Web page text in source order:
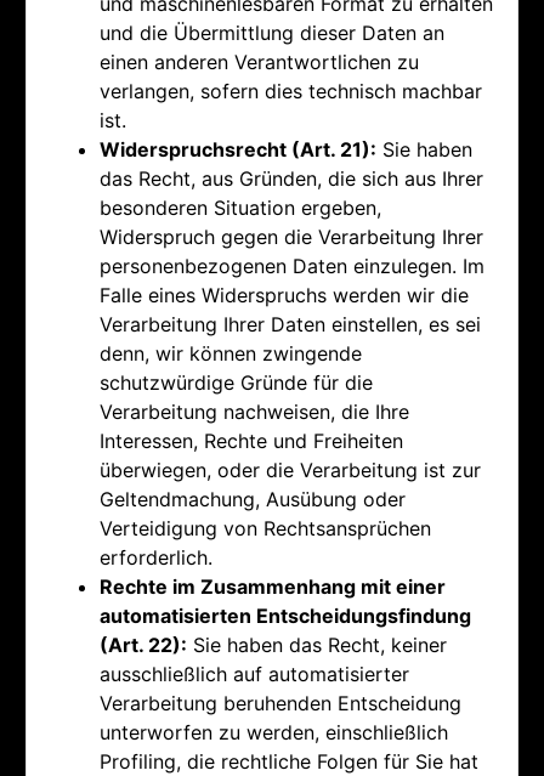
und die Übermittlung dieser Daten an
einen anderen Verantwortlichen zu
verlangen, sofern dies technisch machbar
ist.
Widerspruchsrecht (Art. 21): Sie haben
das Recht, aus Gründen, die sich aus Ihrer
besonderen Situation ergeben,
Widerspruch gegen die Verarbeitung Ihrer
personenbezogenen Daten einzulegen. Im
Falle eines Widerspruchs werden wir die
Verarbeitung Ihrer Daten einstellen, es sei
denn, wir können zwingende
schutzwürdige Gründe für die
Verarbeitung nachweisen, die Ihre
Interessen, Rechte und Freiheiten
überwiegen, oder die Verarbeitung ist zur
Geltendmachung, Ausübung oder
Verteidigung von Rechtsansprüchen
erforderlich.
Rechte im Zusammenhang mit einer
automatisierten Entscheidungsfindung
(Art. 22): Sie haben das Recht, keiner
ausschließlich auf automatisierter
Verarbeitung beruhenden Entscheidung
unterworfen zu werden, einschließlich
Profiling, die rechtliche Folgen für Sie hat